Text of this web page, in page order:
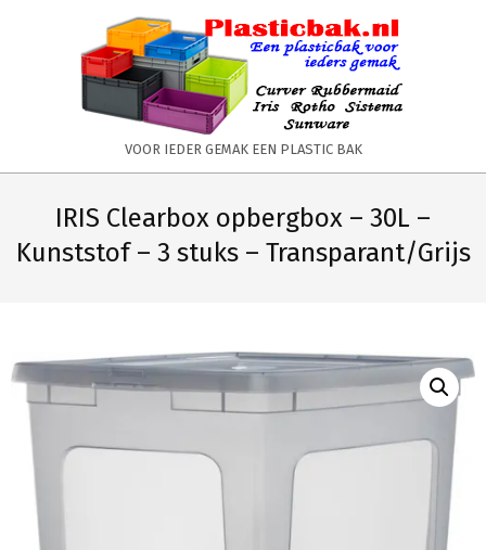
PLASTICBAK.NL
VOOR IEDER GEMAK EEN PLASTIC BAK
Navigation
Menu
Navigation
Menu
IRIS Clearbox opbergbox – 30L –
Kunststof – 3 stuks – Transparant/Grijs